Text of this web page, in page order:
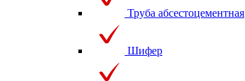
Труба абсестоцементная
Шифер